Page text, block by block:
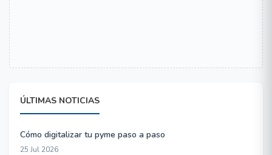
ÚLTIMAS NOTICIAS
Cómo digitalizar tu pyme paso a paso
25 Jul 2026